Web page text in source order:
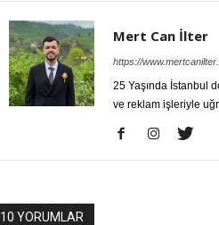
Mert Can İlter
https://
25 Yaşında İstanbul
ve reklam işleriyle
10 YORUMLAR